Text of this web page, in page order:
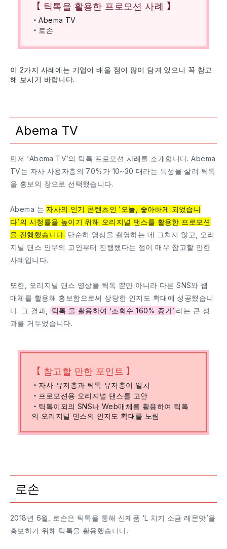
【 틱톡을 활용한 프로모션 사례 】
・Abema TV
・로손
이 2가지 사례에는 기업이 배울 점이 많이 담겨 있으니 꼭 참고
해 보시기 바랍니다.
Abema TV
먼저 ‘Abema TV’의 틱톡 프로모션 사례를 소개합니다. Abema
TV는 자사 사용자층의 70%가 10~30 대라는 특성을 살려 틱톡
을 홍보의 장으로 선택했습니다.
Abema 는 자사의 인기 콘텐츠인 ‘오늘, 좋아하게 되었습니
다’의 시청률을 높이기 위해 오리지널 댄스를 활용한 프로모션
을 진행했습니다. 단순히 영상을 촬영하는 데 그치지 않고, 오리
지널 댄스 안무의 고안부터 진행했다는 점이 매우 참고할 만한
사례입니다.
또한, 오리지널 댄스 영상을 틱톡 뿐만 아니라 다른 SNS와 웹
매체를 활용해 홍보함으로써 상당한 인지도 확대에 성공했습니
다. 그 결과,
틱톡 을 활용하여 ‘조회수 160% 증가’ 라는 큰 성
과를 거두었습니다.
【 참고할 만한 포인트 】
・자사 유저층과 틱톡 유저층이 일치
・프로모션용 오리지널 댄스를 고안
・틱톡이외의 SNS나 Web매체를 활용하여 틱톡
의 오리지널 댄스의 인지도 확대를 노림
로손
2018년 6월, 로손은 틱톡을 통해 신제품 ‘L 치키 소금 레몬맛’을
홍보하기 위해 틱톡을 활용했습니다.